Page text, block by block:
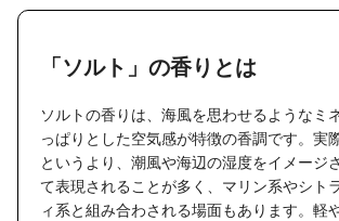
「ソルト」の香りとは
ソルトの香りは、海風を思わせるようなミ
っぱりとした空気感が特徴の香調です。実
というより、潮風や海辺の湿度をイメージ
て表現されることが多く、マリン系やシト
ィ系と組み合わされる場面もあります。軽